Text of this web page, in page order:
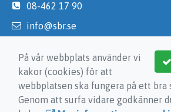
08-462 17 90
info@sbr.se
På vår webbplats använder vi
kakor (cookies) för att
webbplatsen ska fungera på ett bra
Genom att surfa vidare godkänner